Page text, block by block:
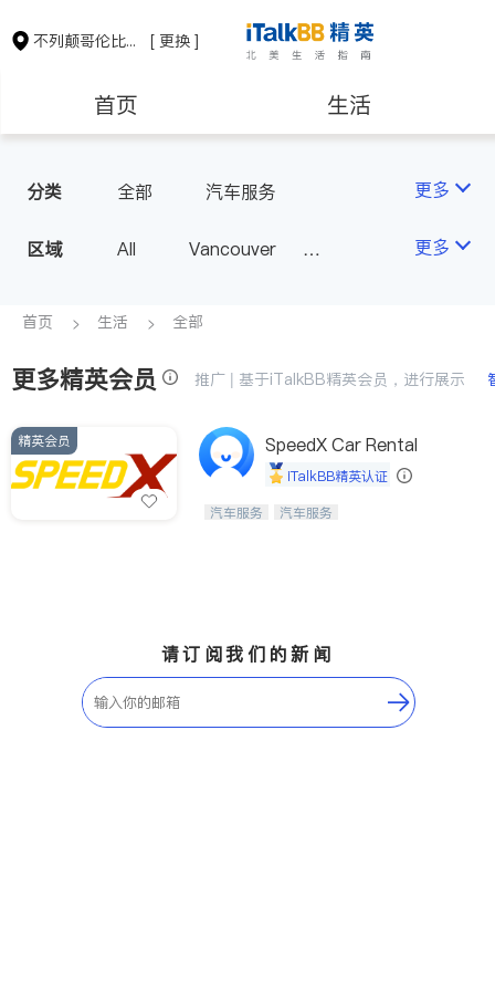
不列颠哥伦比亚省 [ 更换 ]
首页 生活
保险理财
会计师
分类 全部 汽车服务 更多
区域 All
Vancouver
Surrey
Port Coquitlam
Victoria
New Westminster
Langley
Port Moody
Maple Ridge
Kelowna
更多
首页 生活 全部
更多精英会员 推广 | 基于iTalkBB精英会员，进行展示
精英会员 SpeedX Car Rental
iTalkBB精英认证
【SpeedX私家车代理租赁】出租您的
汽车服务 汽车服务
请订阅我们的新闻